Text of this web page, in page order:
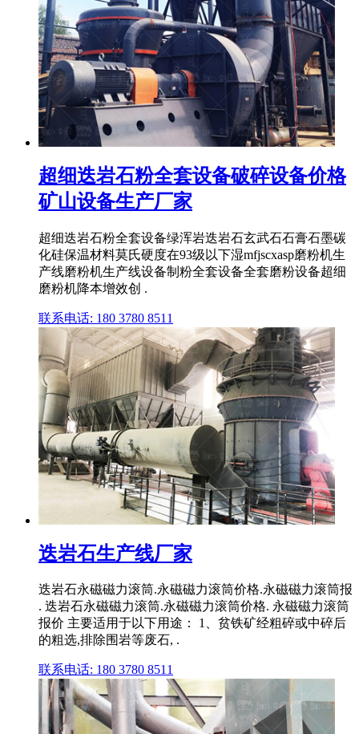
超细迭岩石粉全套设备破碎设备价格
矿山设备生产厂家
超细迭岩石粉全套设备绿浑岩迭岩石玄武石石膏石墨碳
化硅保温材料莫氏硬度在93级以下湿mfjscxasp磨粉机生
产线磨粉机生产线设备制粉全套设备全套磨粉设备超细
磨粉机降本增效创 .
联系电话: 180 3780 8511
迭岩石生产线厂家
迭岩石永磁磁力滚筒.永磁磁力滚筒价格.永磁磁力滚筒报
. 迭岩石永磁磁力滚筒.永磁磁力滚筒价格. 永磁磁力滚筒
报价 主要适用于以下用途： 1、贫铁矿经粗碎或中碎后
的粗选,排除围岩等废石, .
联系电话: 180 3780 8511